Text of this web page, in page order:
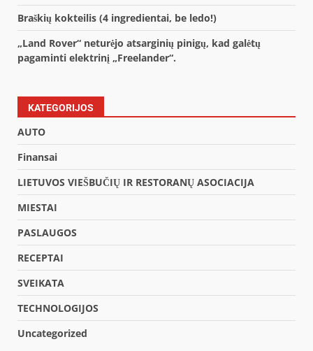
Braškių kokteilis (4 ingredientai, be ledo!)
„Land Rover“ neturėjo atsarginių pinigų, kad galėtų
pagaminti elektrinį „Freelander“.
KATEGORIJOS
AUTO
Finansai
LIETUVOS VIEŠBUČIŲ IR RESTORANŲ ASOCIACIJA
MIESTAI
PASLAUGOS
RECEPTAI
SVEIKATA
TECHNOLOGIJOS
Uncategorized